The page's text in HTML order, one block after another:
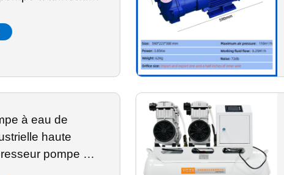
à eau de
haute
pompe à